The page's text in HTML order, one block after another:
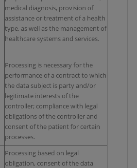
medical diagnosis, provision of
assistance or treatment of a health
type, as well as the management of
healthcare systems and services.
Processing is necessary for the
performance of a contract to which
the data subject is party and/or
legitimate interests of the
controller; compliance with legal
obligations of the controller and
consent of the patient for certain
processes.
Processing based on legal
obligation, consent of the data